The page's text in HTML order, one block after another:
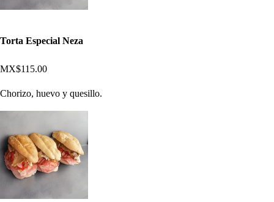
Torta Especial Neza
MX$115.00
Chorizo, huevo y quesillo.